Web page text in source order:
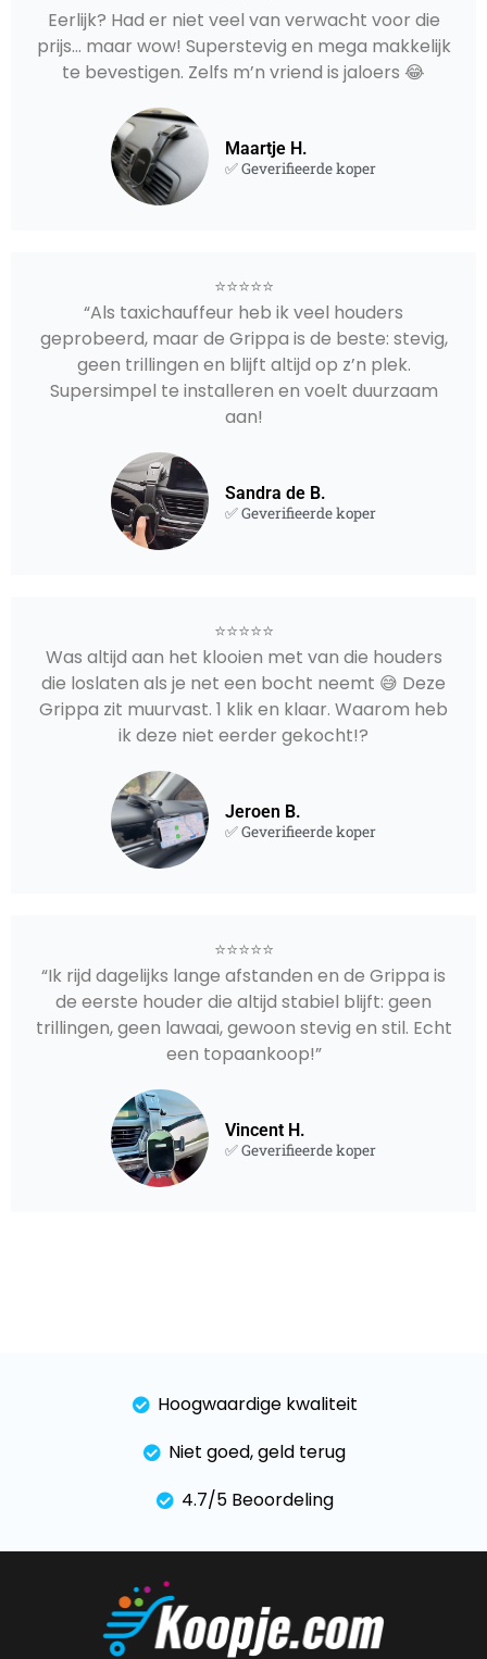
Eerlijk? Had er niet veel van verwacht voor die
prijs... maar wow! Superstevig en mega makkelijk
te bevestigen. Zelfs m’n vriend is jaloers 😂
Maartje H.
✅ Geverifieerde koper
⭐⭐⭐⭐⭐
“Als taxichauffeur heb ik veel houders
geprobeerd, maar de Grippa is de beste: stevig,
geen trillingen en blijft altijd op z’n plek.
Supersimpel te installeren en voelt duurzaam
aan!
Sandra de B.
✅ Geverifieerde koper
⭐⭐⭐⭐⭐
Was altijd aan het klooien met van die houders
die loslaten als je net een bocht neemt 😅 Deze
Grippa zit muurvast. 1 klik en klaar. Waarom heb
ik deze niet eerder gekocht!?
Jeroen B.
✅ Geverifieerde koper
⭐⭐⭐⭐⭐
“Ik rijd dagelijks lange afstanden en de Grippa is
de eerste houder die altijd stabiel blijft: geen
trillingen, geen lawaai, gewoon stevig en stil. Echt
een topaankoop!”
Vincent H.
✅ Geverifieerde koper
Hoogwaardige kwaliteit
Niet goed, geld terug
4.7/5 Beoordeling